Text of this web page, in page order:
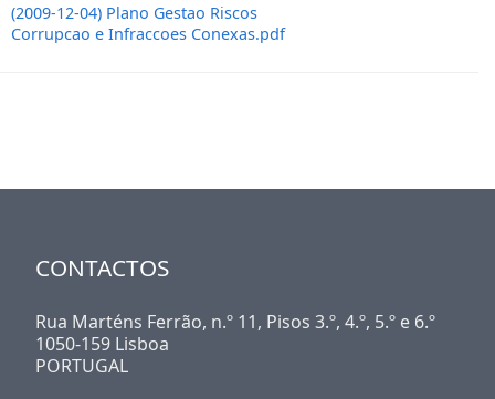
(2009-12-04) Plano Gestao Riscos
Corrupcao e Infraccoes Conexas.pdf
CONTACTOS
Rua Marténs Ferrão, n.º 11, Pisos 3.º, 4.º, 5.º e 6.º
1050-159 Lisboa
PORTUGAL